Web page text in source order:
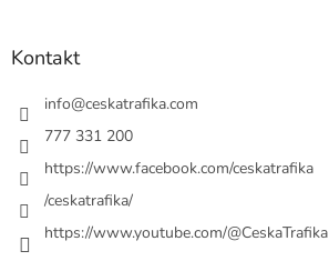
Kontakt
info@ceskatrafika.com
777 331 200
https://www.facebook.com/ceskatrafika
/ceskatrafika/
https://www.youtube.com/@CeskaTrafika